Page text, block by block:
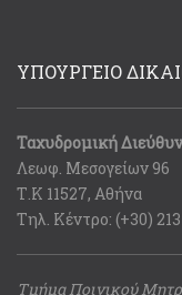
ΥΠΟΥΡΓΕΙΟ
Ταχυδρομική
Λεωφ. Μεσογείων 96
Τ.Κ 11527, Αθήνα
Τηλ. Κέντρο: (+30)
Τμήμα Ποινικού